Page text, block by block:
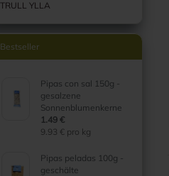
TRULL YLLA
Bestseller
Pipas con sal 150g -
gesalzene
Sonnenblumenkerne
1.49 €
9.93 € pro kg
Pipas peladas 100g -
geschälte